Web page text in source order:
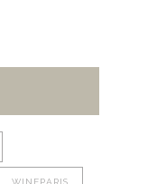
WINEPARIS